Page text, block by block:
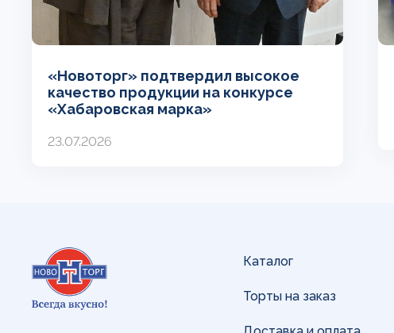
«Новоторг» подтвердил высокое
качество продукции на конкурсе
«Хабаровская марка»
23.07.2026
Каталог
Торты на заказ